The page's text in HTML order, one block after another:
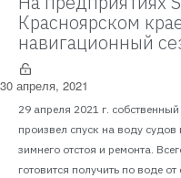
Красноярском
навигационный
30 апреля, 2021
29 апреля 2021 г.
произвел спуск на воду
зимнего отстоя и ремонта.
готовится получить по воде